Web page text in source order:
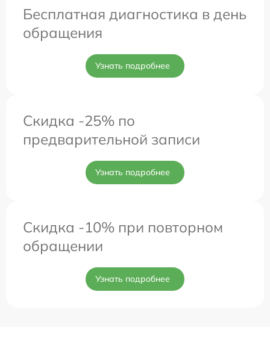
Бесплатная диагностика в день
обращения
Узнать подробнее
Скидка -25% по
предварительной записи
Узнать подробнее
Скидка -10% при повторном
обращении
Узнать подробнее